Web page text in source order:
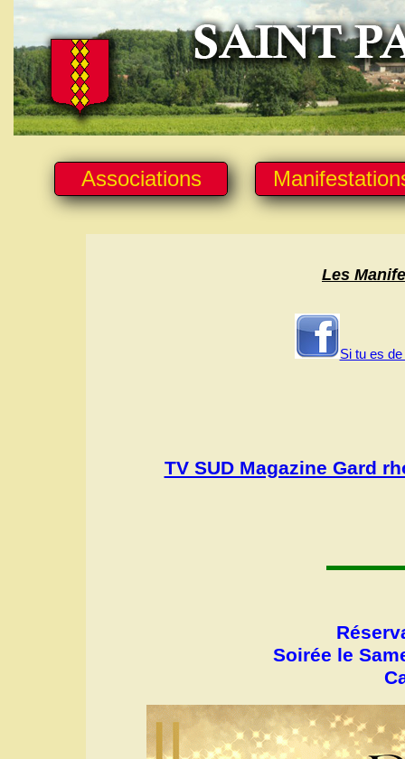
Associations
Les
Si tu es
TV SUD Magazine Gard
Soirée le